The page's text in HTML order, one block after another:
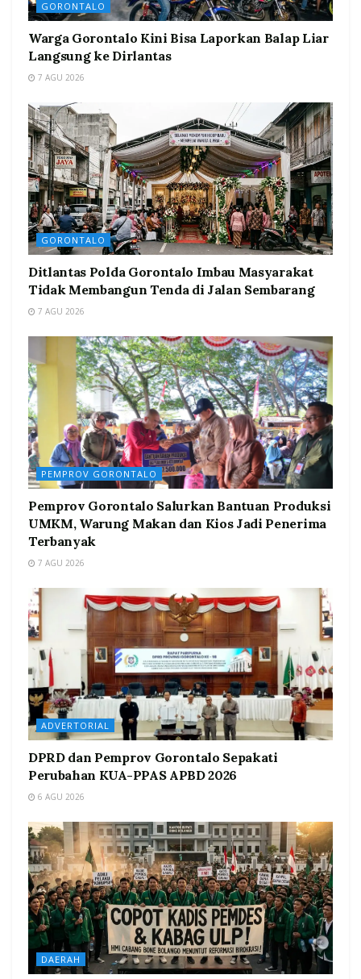
GORONTALO
Warga Gorontalo Kini Bisa Laporkan Balap Liar
Langsung ke Dirlantas
7 AGU 2026
GORONTALO
Ditlantas Polda Gorontalo Imbau Masyarakat
Tidak Membangun Tenda di Jalan Sembarang
7 AGU 2026
PEMPROV GORONTALO
Pemprov Gorontalo Salurkan Bantuan Produksi
UMKM, Warung Makan dan Kios Jadi Penerima
Terbanyak
7 AGU 2026
ADVERTORIAL
DPRD dan Pemprov Gorontalo Sepakati
Perubahan KUA-PPAS APBD 2026
6 AGU 2026
DAERAH